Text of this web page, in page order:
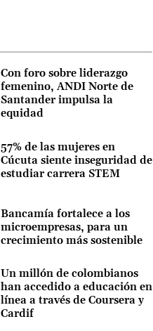
Con foro sobre liderazgo
femenino, ANDI Norte de
Santander impulsa la
equidad
57% de las mujeres en
Cúcuta siente inseguridad de
estudiar carrera STEM
Bancamía fortalece a los
microempresas, para un
crecimiento más sostenible
Un millón de colombianos
han accedido a educación en
línea a través de Coursera y
Cardif